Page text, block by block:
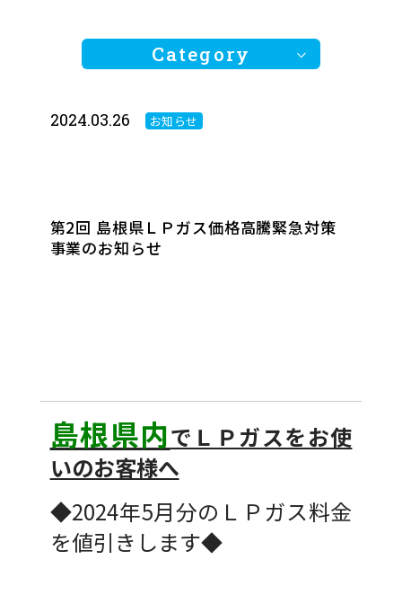
Category
2024.03.26 お知らせ
第2回 島根県ＬＰガス価格高騰緊急対策
事業のお知らせ
島根県内でＬＰガスをお使
いのお客様へ
◆2024年5月分のＬＰガス料金
を値引きします◆